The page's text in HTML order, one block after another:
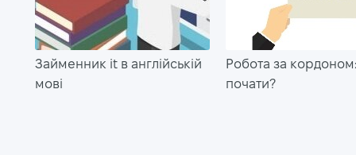
Займенник it в англійській
мові
Робота за
почати?